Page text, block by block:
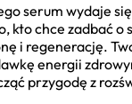
serum wydaje
kto chce zadbać o
i regenerację.
energii
przygodę z